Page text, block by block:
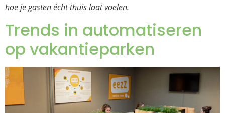
hoe je gasten écht thuis laat voelen.
Trends in automatiseren
op vakantieparken